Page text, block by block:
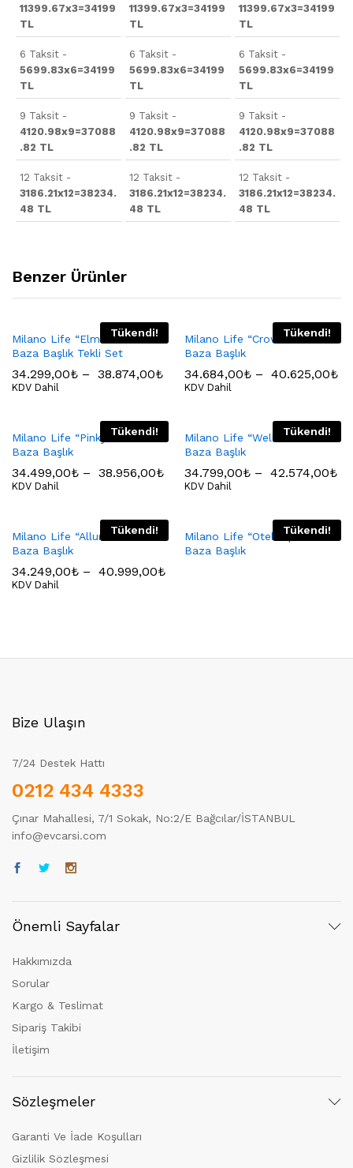
11399.67x3=34199
TL
6 Taksit -
5699.83x6=34199
TL
9 Taksit -
4120.98x9=37088
.82 TL
12 Taksit -
3186.21x12=38234.
48 TL
11399.67x3=34199
TL
6 Taksit -
5699.83x6=34199
TL
9 Taksit -
4120.98x9=37088
.82 TL
12 Taksit -
3186.21x12=38234.
48 TL
11399.67x3=34199
TL
6 Taksit -
5699.83x6=34199
TL
9 Taksit -
4120.98x9=37088
.82 TL
12 Taksit -
3186.21x12=38234.
48 TL
Benzer Ürünler
Tükendi!
Milano Life “Elmas” Yatak
Baza Başlık Tekli Set
34.299,00₺ – 38.874,00₺
KDV Dahil
Tükendi!
Milano Life “Crown” Yatak
Baza Başlık
34.684,00₺ – 40.625,00₺
KDV Dahil
Tükendi!
Milano Life “Pinky” Yatak
Baza Başlık
34.499,00₺ – 38.956,00₺
KDV Dahil
Tükendi!
Milano Life “Wellness” Yatak
Baza Başlık
34.799,00₺ – 42.574,00₺
KDV Dahil
Tükendi!
Milano Life “Allure” Yatak
Baza Başlık
34.249,00₺ – 40.999,00₺
KDV Dahil
Tükendi!
Milano Life “Otel Tipi” Yatak
Baza Başlık
Bize Ulaşın
7/24 Destek Hattı
0212 434 4333
Çınar Mahallesi, 7/1 Sokak, No:2/E Bağcılar/İSTANBUL
info@evcarsi.com
Önemli Sayfalar
Hakkımızda
Sorular
Kargo & Teslimat
Sipariş Takibi
İletişim
Sözleşmeler
Garanti Ve İade Koşulları
Gizlilik Sözleşmesi